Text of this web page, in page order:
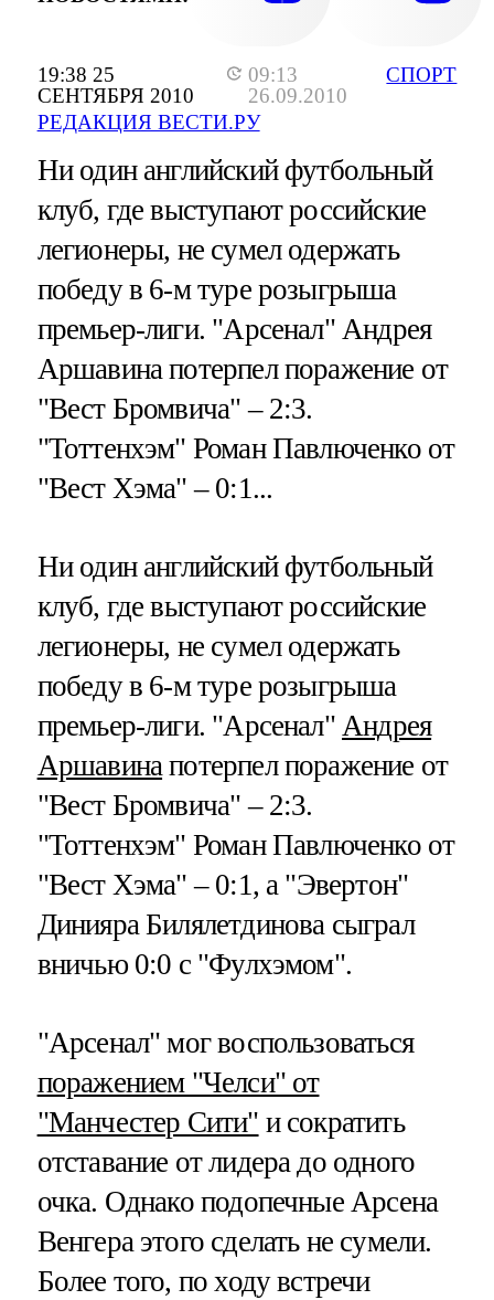
19:38 25
СЕНТЯБРЯ 2010
09:13
26.09.2010
РЕДАКЦИЯ ВЕСТИ.РУ
СПОРТ
Ни один английский футбольный
клуб, где выступают российские
легионеры, не сумел одержать
победу в 6-м туре розыгрыша
премьер-лиги. "Арсенал" Андрея
Аршавина потерпел поражение от
"Вест Бромвича" – 2:3.
"Тоттенхэм" Роман Павлюченко от
"Вест Хэма" – 0:1...
Ни один английский футбольный
клуб, где выступают российские
легионеры, не сумел одержать
победу в 6-м туре розыгрыша
премьер-лиги. "Арсенал"Андрея
Аршавинапотерпел поражение от
"Вест Бромвича" – 2:3.
"Тоттенхэм" Роман Павлюченко от
"Вест Хэма" – 0:1, а "Эвертон"
Динияра Билялетдинова сыграл
вничью 0:0 с "Фулхэмом".
"Арсенал" мог воспользоваться
поражением "Челси" от
"Манчестер Сити" и сократить
отставание от лидера до одного
очка. Однако подопечные Арсена
Венгера этого сделать не сумели.
Более того, по ходу встречи